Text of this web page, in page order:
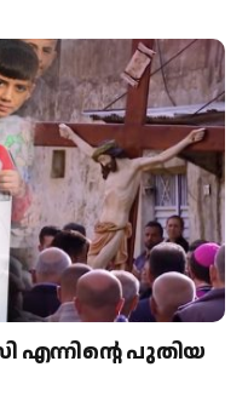
എന്നിന്റെ പുതിയ